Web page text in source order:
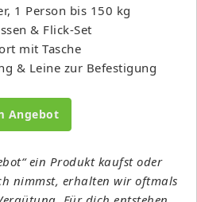
1 Person bis 150 kg
& Flick-Set
mit Tasche
& Leine zur Befestigung
Angebot
ein Produkt kaufst oder
nimmst, erhalten wir oftmals